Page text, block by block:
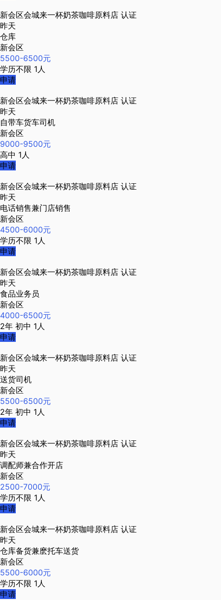
新会区会城来一杯奶茶咖啡原料店 认证
昨天
仓库
新会区
5500-6500元
学历不限 1人
申请
新会区会城来一杯奶茶咖啡原料店 认证
昨天
自带车货车司机
新会区
9000-9500元
高中 1人
申请
新会区会城来一杯奶茶咖啡原料店 认证
昨天
电话销售兼门店销售
新会区
4500-6000元
学历不限 1人
申请
新会区会城来一杯奶茶咖啡原料店 认证
昨天
食品业务员
新会区
4000-6500元
2年 初中 1人
申请
新会区会城来一杯奶茶咖啡原料店 认证
昨天
送货司机
新会区
5500-6500元
2年 初中 1人
申请
新会区会城来一杯奶茶咖啡原料店 认证
昨天
调配师兼合作开店
新会区
2500-7000元
学历不限 1人
申请
新会区会城来一杯奶茶咖啡原料店 认证
昨天
仓库备货兼麽托车送货
新会区
5500-6000元
学历不限 1人
申请